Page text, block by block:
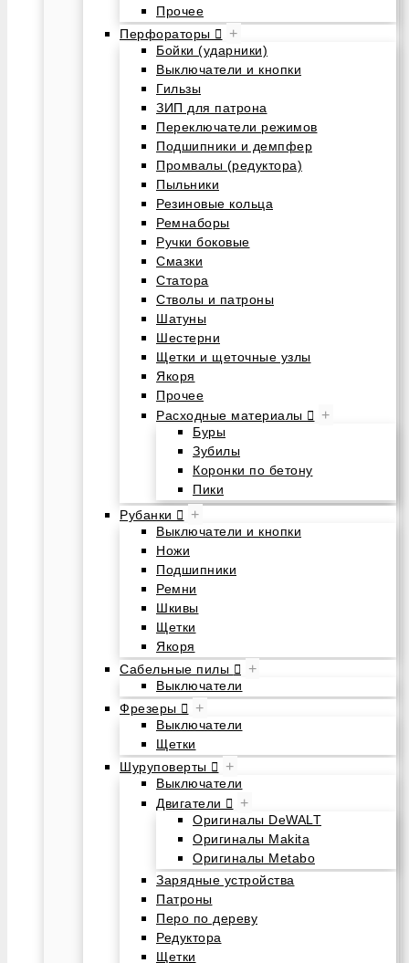
Прочее
Перфораторы
+
Бойки (ударники)
Выключатели и кнопки
Гильзы
ЗИП для патрона
Переключатели режимов
Подшипники и демпфер
Промвалы (редуктора)
Пыльники
Резиновые кольца
Ремнаборы
Ручки боковые
Смазки
Статора
Стволы и патроны
Шатуны
Шестерни
Щетки и щеточные узлы
Якоря
Прочее
Расходные материалы
+
Буры
Зубилы
Коронки по бетону
Пики
Рубанки
+
Выключатели и кнопки
Ножи
Подшипники
Ремни
Шкивы
Щетки
Якоря
Сабельные пилы
+
Выключатели
Фрезеры
+
Выключатели
Щетки
Шуруповерты
+
Выключатели
Двигатели
+
Оригиналы DeWALT
Оригиналы Makita
Оригиналы Metabo
Зарядные устройства
Патроны
Перо по дереву
Редуктора
Щетки